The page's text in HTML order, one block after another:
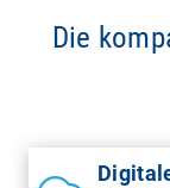
Die